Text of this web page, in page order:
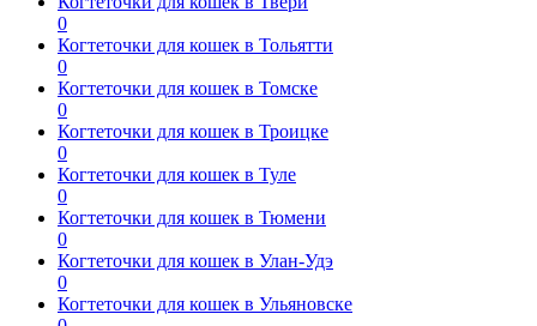
0
Когтеточки для кошек в Тольятти
0
Когтеточки для кошек в Томске
0
Когтеточки для кошек в Троицке
0
Когтеточки для кошек в Туле
0
Когтеточки для кошек в Тюмени
0
Когтеточки для кошек в Улан-Удэ
0
Когтеточки для кошек в Ульяновске